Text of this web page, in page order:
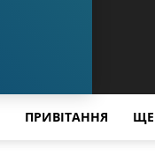
ПРИВІТАННЯ ЩЕ